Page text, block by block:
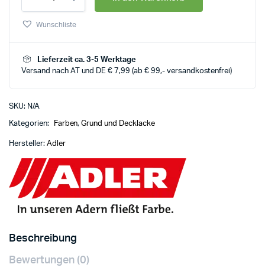
Wunschliste
Lieferzeit ca. 3-5 Werktage
Versand nach AT und DE € 7,99 (ab € 99,- versandkostenfrei)
SKU: N/A
Kategorien: Farben,Grund und Decklacke
Hersteller: Adler
Beschreibung
Bewertungen (0)